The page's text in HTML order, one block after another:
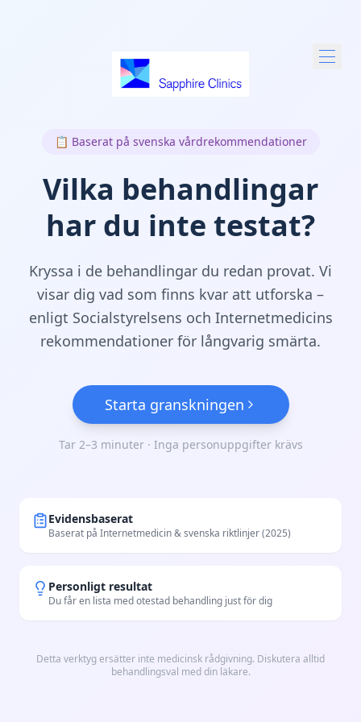
📋 Baserat på svenska vårdrekommendationer
Vilka behandlingar
har du inte testat?
Kryssa i de behandlingar du redan provat. Vi
visar dig vad som finns kvar att utforska –
enligt Socialstyrelsens och Internetmedicins
rekommendationer för långvarig smärta.
Starta granskningen
Tar 2–3 minuter · Inga personuppgifter krävs
Evidensbaserat
Baserat på Internetmedicin & svenska riktlinjer (2025)
Personligt resultat
Du får en lista med otestad behandling just för dig
Detta verktyg ersätter inte medicinsk rådgivning. Diskutera alltid
behandlingsval med din läkare.